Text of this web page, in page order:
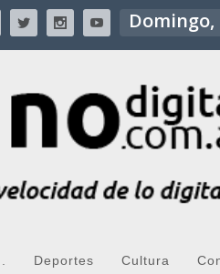
Domingo,
Deportes Cultura